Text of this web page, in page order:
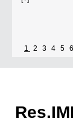
1 2 3 4 5 6